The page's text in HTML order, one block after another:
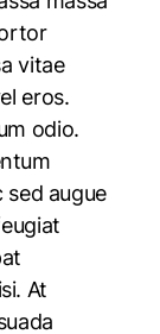
vitae
eros.
odio.
sed augue
At